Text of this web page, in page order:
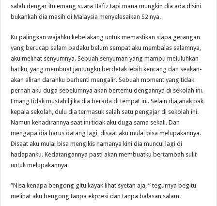
salah dengar itu emang suara Hafiz tapi mana mungkin dia ada disini
bukankah dia masih di Malaysia menyelesaikan S2 nya.
Ku palingkan wajahku kebelakang untuk memastikan siapa gerangan
yang berucap salam padaku belum sempat aku membalas salamnya,
aku melihat senyumnya. Sebuah senyuman yang mampu meluluhkan
hatiku, yang membuat jantungku berdetak lebih kencang dan seakan-
akan aliran darahku berhenti mengalir. Sebuah moment yang tidak
pernah aku duga sebelumnya akan bertemu dengannya di sekolah ini.
Emang tidak mustahil jika dia berada di tempat ini. Selain dia anak pak
kepala sekolah, dulu dia termasuk salah satu pengajar di sekolah ini.
Namun kehadirannya saat ini tidak aku duga sama sekali. Dan
mengapa dia harus datang lagi, disaat aku mulai bisa melupakannya.
Disaat aku mulai bisa mengikis namanya kini dia muncul lagi di
hadapanku. Kedatangannya pasti akan membuatku bertambah sulit
untuk melupakannya
“Nisa kenapa bengong gitu kayak lihat syetan aja, ” tegurnya begitu
melihat aku bengong tanpa ekpresi dan tanpa balasan salam.